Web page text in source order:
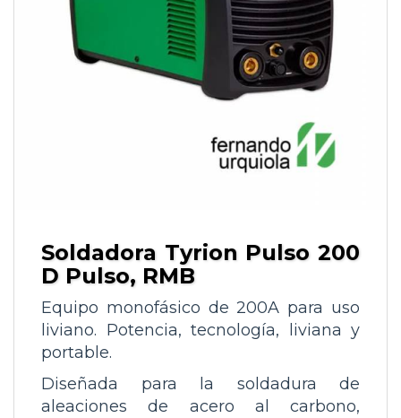
Soldadora Tyrion Pulso 200
D Pulso, RMB
Equipo monofásico de 200A para uso
liviano. Potencia, tecnología, liviana y
portable.
Diseñada para la soldadura de
aleaciones de acero al carbono,